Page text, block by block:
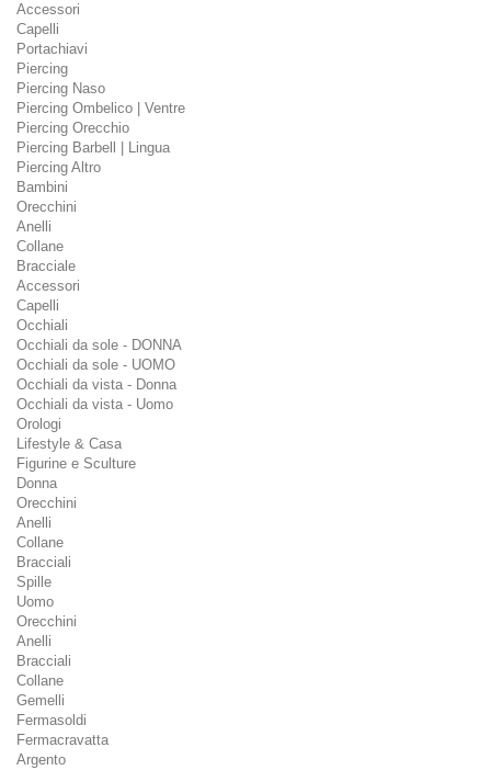
Accessori
Capelli
Portachiavi
Piercing
Piercing Naso
Piercing Ombelico | Ventre
Piercing Orecchio
Piercing Barbell | Lingua
Piercing Altro
Bambini
Orecchini
Anelli
Collane
Bracciale
Accessori
Capelli
Occhiali
Occhiali da sole - DONNA
Occhiali da sole - UOMO
Occhiali da vista - Donna
Occhiali da vista - Uomo
Orologi
Lifestyle & Casa
Figurine e Sculture
Donna
Orecchini
Anelli
Collane
Bracciali
Spille
Uomo
Orecchini
Anelli
Bracciali
Collane
Gemelli
Fermasoldi
Fermacravatta
Argento